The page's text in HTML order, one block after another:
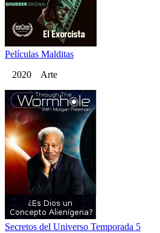
Películas Malditas
2020 Arte
Secretos del Universo Temporada 5